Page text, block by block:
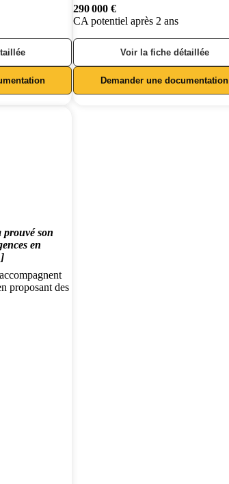
290 000 €
CA potentiel après 2 ans
Voir la fiche détaillée
Demander une documentation
prouvé son
en
proposant des